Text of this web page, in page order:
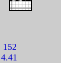
152
4.41